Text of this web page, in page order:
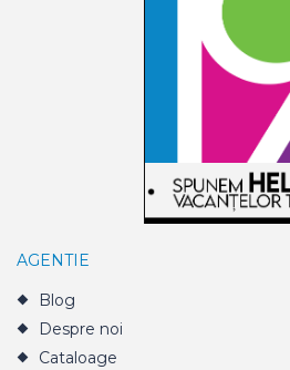
AGENTIE
Blog
Despre noi
Cataloage